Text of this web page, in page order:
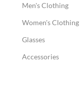
Men's Clothing
Women's Clothing
Glasses
Accessories